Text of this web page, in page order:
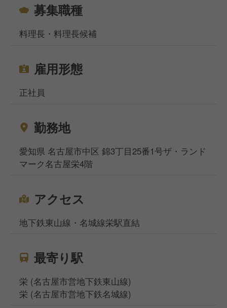
募集職種
料理長・料理長候補
雇用形態
正社員
勤務地
愛知県 名古屋市中区 錦3丁目25番1号ザ・ランド
マーク名古屋栄4階
アクセス
地下鉄東山線・名城線栄駅直結
最寄り駅
栄 (名古屋市営地下鉄東山線)
栄 (名古屋市営地下鉄名城線)